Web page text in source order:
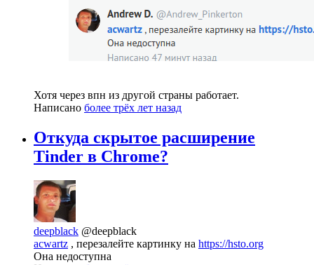
Хотя через впн из другой страны работает.
Написано более трёх лет назад
Откуда скрытое расширение
Tinder в Chrome?
deepblack @deepblack
acwartz , перезалейте картинку на https://hsto.org
Она недоступна